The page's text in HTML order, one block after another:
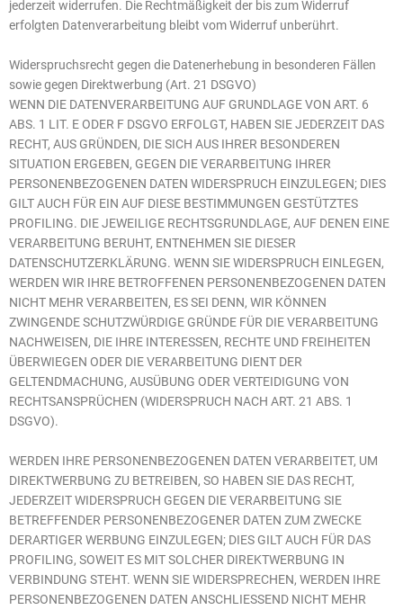
jederzeit widerrufen. Die Rechtmäßigkeit der bis zum Widerruf
erfolgten Datenverarbeitung bleibt vom Widerruf unberührt.
Widerspruchsrecht gegen die Datenerhebung in besonderen Fällen
sowie gegen Direktwerbung (Art. 21 DSGVO)
WENN DIE DATENVERARBEITUNG AUF GRUNDLAGE VON ART. 6
ABS. 1 LIT. E ODER F DSGVO ERFOLGT, HABEN SIE JEDERZEIT DAS
RECHT, AUS GRÜNDEN, DIE SICH AUS IHRER BESONDEREN
SITUATION ERGEBEN, GEGEN DIE VERARBEITUNG IHRER
PERSONENBEZOGENEN DATEN WIDERSPRUCH EINZULEGEN; DIES
GILT AUCH FÜR EIN AUF DIESE BESTIMMUNGEN GESTÜTZTES
PROFILING. DIE JEWEILIGE RECHTSGRUNDLAGE, AUF DENEN EINE
VERARBEITUNG BERUHT, ENTNEHMEN SIE DIESER
DATENSCHUTZERKLÄRUNG. WENN SIE WIDERSPRUCH EINLEGEN,
WERDEN WIR IHRE BETROFFENEN PERSONENBEZOGENEN DATEN
NICHT MEHR VERARBEITEN, ES SEI DENN, WIR KÖNNEN
ZWINGENDE SCHUTZWÜRDIGE GRÜNDE FÜR DIE VERARBEITUNG
NACHWEISEN, DIE IHRE INTERESSEN, RECHTE UND FREIHEITEN
ÜBERWIEGEN ODER DIE VERARBEITUNG DIENT DER
GELTENDMACHUNG, AUSÜBUNG ODER VERTEIDIGUNG VON
RECHTSANSPRÜCHEN (WIDERSPRUCH NACH ART. 21 ABS. 1
DSGVO).
WERDEN IHRE PERSONENBEZOGENEN DATEN VERARBEITET, UM
DIREKTWERBUNG ZU BETREIBEN, SO HABEN SIE DAS RECHT,
JEDERZEIT WIDERSPRUCH GEGEN DIE VERARBEITUNG SIE
BETREFFENDER PERSONENBEZOGENER DATEN ZUM ZWECKE
DERARTIGER WERBUNG EINZULEGEN; DIES GILT AUCH FÜR DAS
PROFILING, SOWEIT ES MIT SOLCHER DIREKTWERBUNG IN
VERBINDUNG STEHT. WENN SIE WIDERSPRECHEN, WERDEN IHRE
PERSONENBEZOGENEN DATEN ANSCHLIESSEND NICHT MEHR